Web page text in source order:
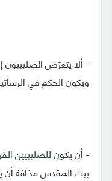
- ألا يتعرّض
ويكون الحكم في
- أن يكون للصليبيين
بيت المقدس مخافة